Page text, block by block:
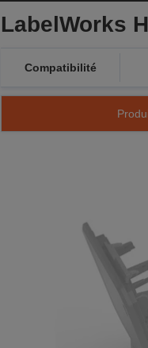
LabelWorks
Compatibilité